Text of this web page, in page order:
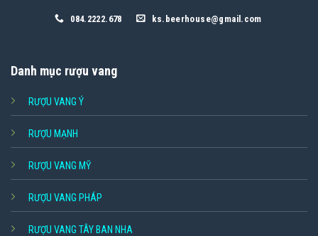
084.2222.678 ks.beerhouse@gmail.com
Danh mục rượu vang
RƯỢU VANG Ý
RƯỢU MẠNH
RƯỢU VANG MỸ
RƯỢU VANG PHÁP
RƯỢU VANG TÂY BAN NHA